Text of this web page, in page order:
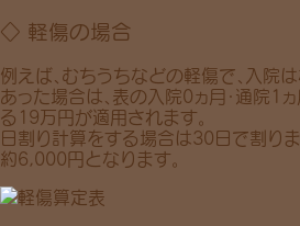
◇ 軽傷の場合
例えば、むちうちなどの軽傷で、入院
あった場合は、表の入院0ヵ月・通院1
る 19万円が適用されます。
日割り計算をする場合は30日で割りま
約6,000円となります。